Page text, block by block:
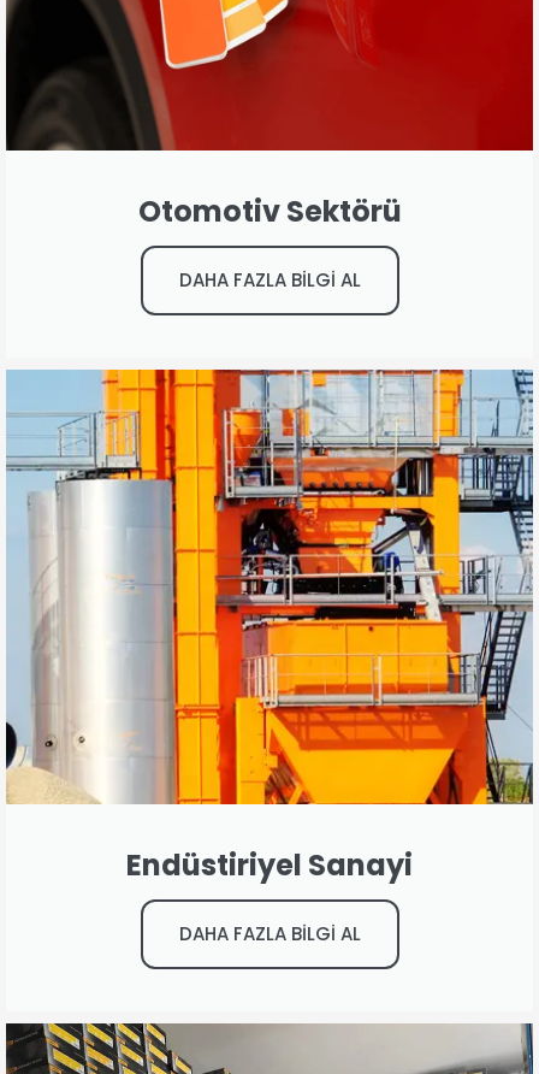
Otomotiv Sektörü
DAHA FAZLA BİLGİ AL
Endüstiriyel Sanayi
DAHA FAZLA BİLGİ AL